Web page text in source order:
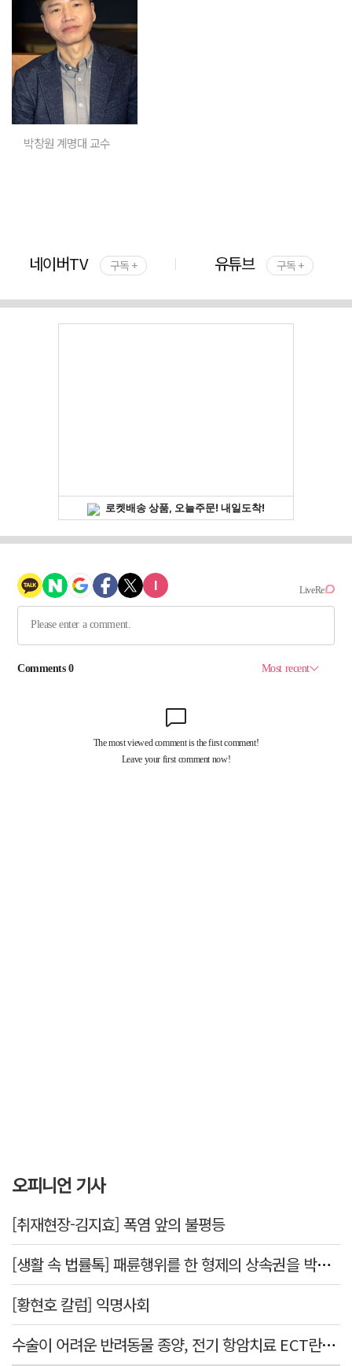
박창원 계명대 교수
네이버TV 구독 + 유튜브 구독 +
오피니언 기사
[취재현장-김지효] 폭염 앞의 불평등
[생활 속 법률톡] 패륜행위를 한 형제의 상속권을 박탈시킬 수 있을까요
[황현호 칼럼] 익명사회
수술이 어려운 반려동물 종양, 전기 항암치료 ECT란? [반려동물 건강톡톡]